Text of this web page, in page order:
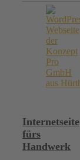
Internetseite
fürs
Handwerk